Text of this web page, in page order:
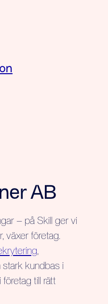
AB
– på Skill ger vi
växer företag.
,
stark kundbas i
till rätt